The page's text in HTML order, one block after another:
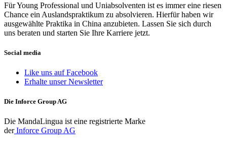
Für Young Professional und Uniabsolventen ist es immer eine riesen
Chance ein Auslandspraktikum zu absolvieren. Hierfür haben wir
ausgewählte Praktika in China anzubieten. Lassen Sie sich durch
uns beraten und starten Sie Ihre Karriere jetzt.
Social media
Like uns auf Facebook
Erhalte unser Newsletter
Die Inforce Group AG
Die MandaLingua ist eine registrierte Marke
derInforce Group AG